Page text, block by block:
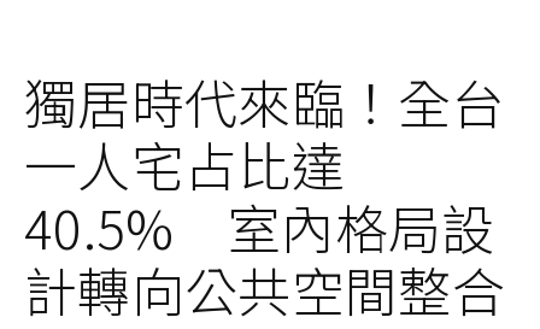
獨居時代來臨！全台
一人宅占比達
40.5% 室內格局設
計轉向公共空間整合